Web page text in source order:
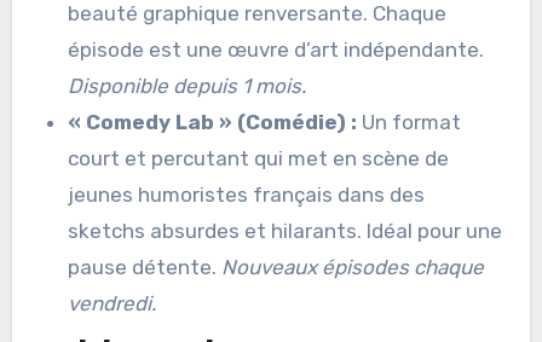
beauté graphique renversante. Chaque
épisode est une œuvre d’art indépendante.
Disponible depuis 1 mois.
« Comedy Lab » (Comédie) : Un format
court et percutant qui met en scène de
jeunes humoristes français dans des
sketchs absurdes et hilarants. Idéal pour une
pause détente. Nouveaux épisodes chaque
vendredi.